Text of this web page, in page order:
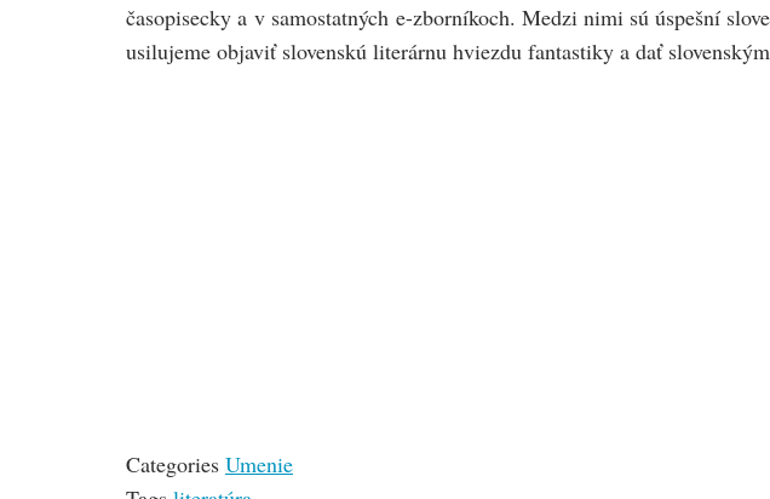
časopisecky a v samostatných e-zborníkoch. Medzi nimi sú úspešní
usilujeme objaviť slovenskú literárnu hviezdu fantastiky a dať
Categories Umenie